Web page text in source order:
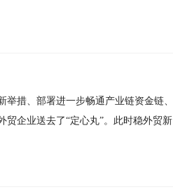
措、部署进一步畅通产业链资金链、
企业送去了“定心丸”。此时稳外贸新